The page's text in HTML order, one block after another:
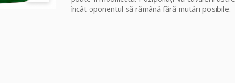
încât oponentul să rămână fără mutări posibile.